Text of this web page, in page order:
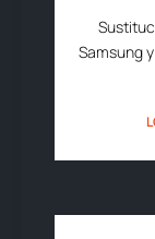
Samsung